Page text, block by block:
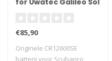
0
€85,90
Originele CR12600SE
batterij voor Scubapro